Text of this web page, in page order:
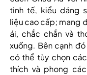
tinh tế, kiểu dáng
liệu cao cấp; mang
ái, chắc chắn và
xuống. Bên cạnh
có thể tùy chọn
thích và phong